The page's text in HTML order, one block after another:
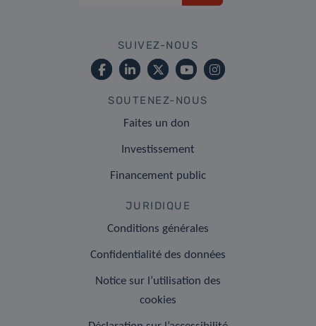
SUIVEZ-NOUS
SOUTENEZ-NOUS
Faites un don
Investissement
Financement public
JURIDIQUE
Conditions générales
Confidentialité des données
Notice sur l’utilisation des
cookies